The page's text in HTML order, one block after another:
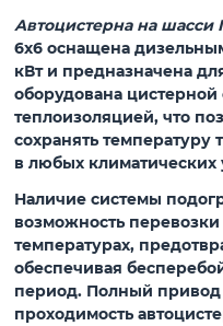
Автоцистерна на шасси
6х6 оснащена
кВт и предназначена
оборудована
теплоизоляцией, что
сохранять
в любых климатических
Наличие системы
возможность
температурах,
обеспечивая
период. Полный привод
проходимость